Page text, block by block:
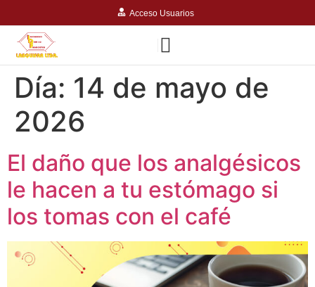
Acceso Usuarios
Día: 14 de mayo de
2026
El daño que los analgésicos
le hacen a tu estómago si
los tomas con el café